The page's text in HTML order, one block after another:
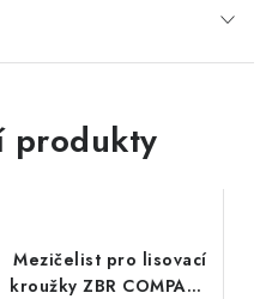
produkty
Mezičelist pro lisovací
kroužky ZBR COMPACT